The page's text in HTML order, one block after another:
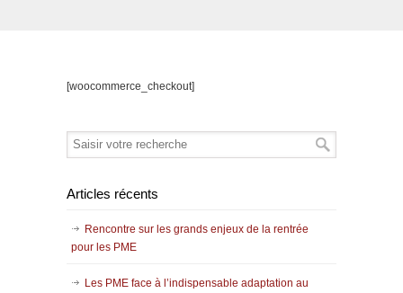
[woocommerce_checkout]
Articles récents
Rencontre sur les grands enjeux de la rentrée
pour les PME
Les PME face à l’indispensable adaptation au